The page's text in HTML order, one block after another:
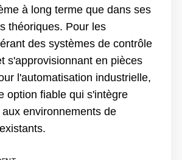
à long terme que dans ses
théoriques. Pour les
des systèmes de contrôle
s'approvisionnant en pièces
l'automatisation industrielle,
option fiable qui s'intègre
environnements de